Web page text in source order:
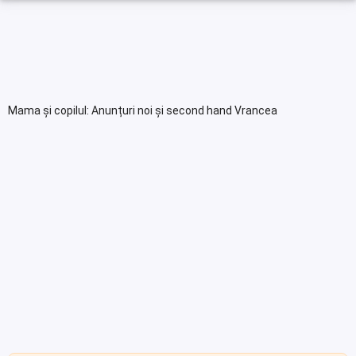
Mama și copilul: Anunțuri noi și second hand Vrancea